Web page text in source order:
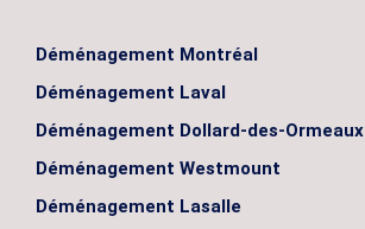
Déménagement Montréal
Déménagement Laval
Déménagement Dollard-des-Ormeaux
Déménagement Westmount
Déménagement Lasalle